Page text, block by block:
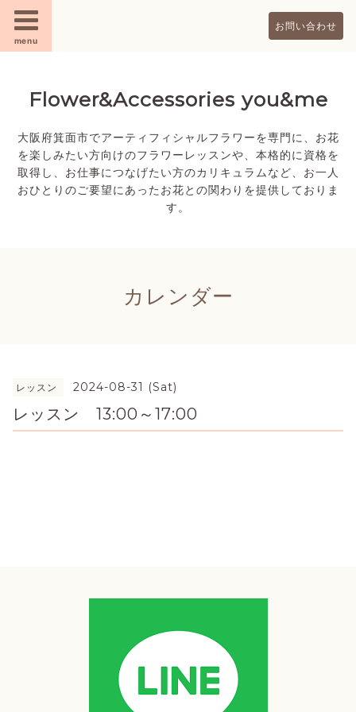
menu
お問い合わせ
Flower&Accessories you&me
大阪府箕面市でアーティフィシャルフラワーを専門に、お花
を楽しみたい方向けのフラワーレッスンや、本格的に資格を
取得し、お仕事につなげたい方のカリキュラムなど、お一人
おひとりのご要望にあったお花との関わりを提供しておりま
す。
カレンダー
レッスン 2024-08-31 (Sat)
レッスン 13:00～17:00